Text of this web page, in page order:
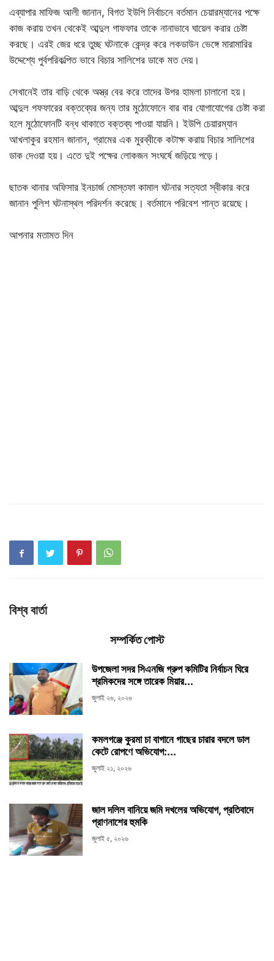
এব্যাপার মাফিজ আলী জানান, বিগত ইউপি নির্বাচনে বর্তমান চেয়ারম্যানের পক্ষে
কাজ করায় তখন থেকেই আব্দুল গাফফার তাকে নানাভাবে ঘায়েল করার চেষ্টা
করছে। এরই জের ধরে তুচ্ছ ঘটনাকে কেন্দ্র করে লকডাউন ভেঙ্গে মারামারির
উদ্দেশ্যে পুর্বপরিকল্পিত ভাবে বিচার সালিশের ডাকে মত দেয়।
সেখানেই তার বাড়ি থেকে অস্ত্র বের করে তাদের উপর হামলা চালানো হয়।
আব্দুল গফফারের বক্তব্যের জন্য তার মুঠোফোনে বার বার যোগাযোগের চেষ্টা করা
হলে মুঠোফোনটি বন্ধ থাকাতে বক্তব্য পাওয়া যায়নি। ইউপি চেয়ারম্যান
আখলাকুর রহমান জানান, গ্রামের এক মুরব্বীকে কটাক্ষ করায় বিচার সালিশের
ডাক দেওয়া হয়। এতে দুই পক্ষের লোকজন সংঘর্ষে জড়িয়ে পড়ে।
ছাতক থানার অফিসার ইনচার্জ মোস্তফা কামাল ঘটনার সত্যতা স্বীকার করে
জানান পুলিশ ঘটনাস্থল পরিদর্শন করেছে। বর্তমানে পরিবেশ শান্ত রয়েছে।
আপনার মতামত দিন
বিশ্ব বার্তা
সম্পর্কিত পোস্ট
উপজেলা সদর সিএনজি গ্রুপ কমিটির নির্বাচন ঘিরে
শ্রমিকদের সঙ্গে তারেক মিয়ার...
জুলাই ২৬, ২০২৬
কমলগঞ্জে কুরমা চা বাগানে গাছের চারার বদলে ডাল
কেটে রোপণে অভিযোগ:...
জুলাই ২১, ২০২৬
জাল দলিল বানিয়ে জমি দখলের অভিযোগ, প্রতিবাদে
প্রাণনাশের হুমকি
জুলাই ৫, ২০২৬